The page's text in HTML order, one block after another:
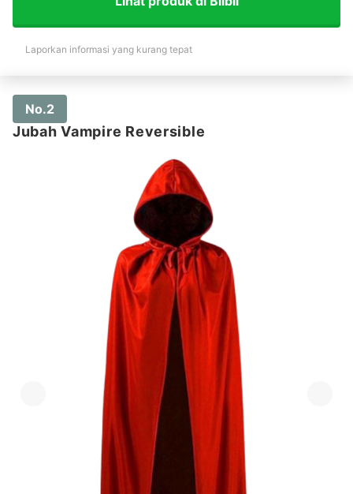
Laporkan informasi yang kurang tepat
No.2
Jubah Vampire Reversible